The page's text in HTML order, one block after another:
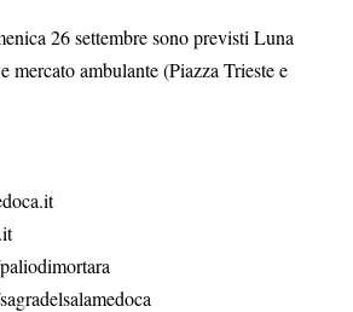
26 settembre sono previsti Luna
mercato ambulante (Piazza Trieste e